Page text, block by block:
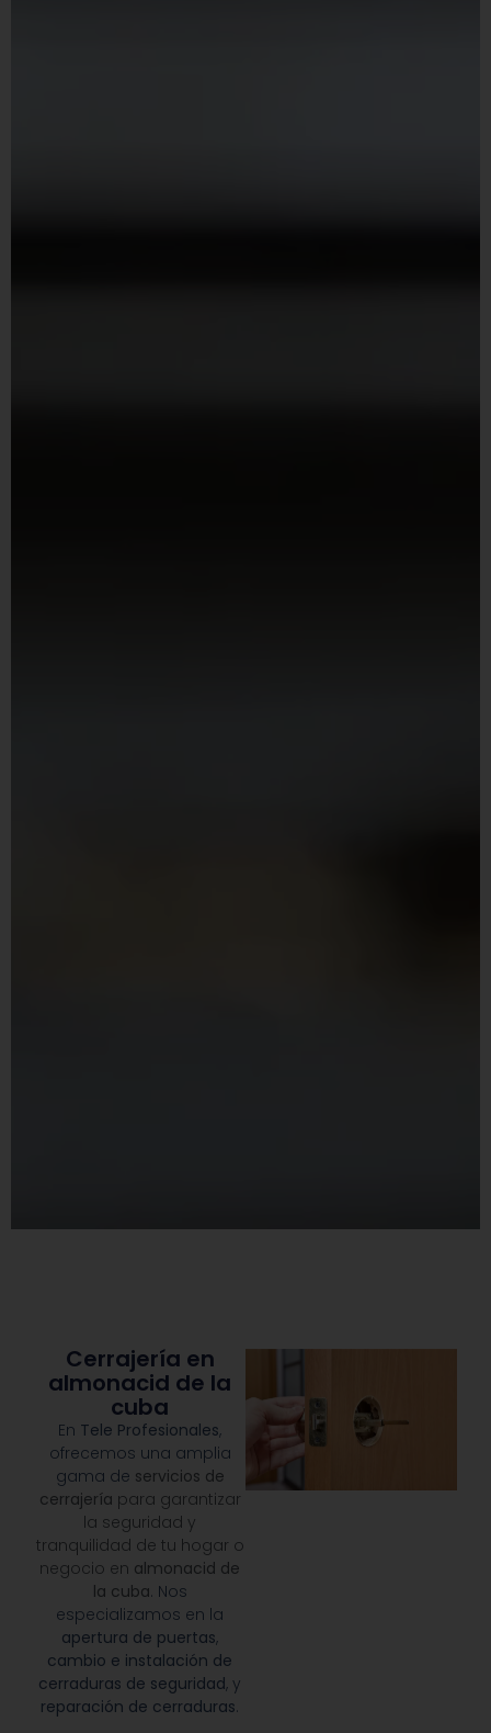
Cerrajería en
almonacid de la
cuba
En Tele Profesionales,
ofrecemos una amplia
gama de servicios de
cerrajería para garantizar
la seguridad y
tranquilidad de tu hogar o
negocio en almonacid de
la cuba. Nos
especializamos en la
apertura de puertas,
cambio e instalación de
cerraduras de seguridad, y
reparación de cerraduras.